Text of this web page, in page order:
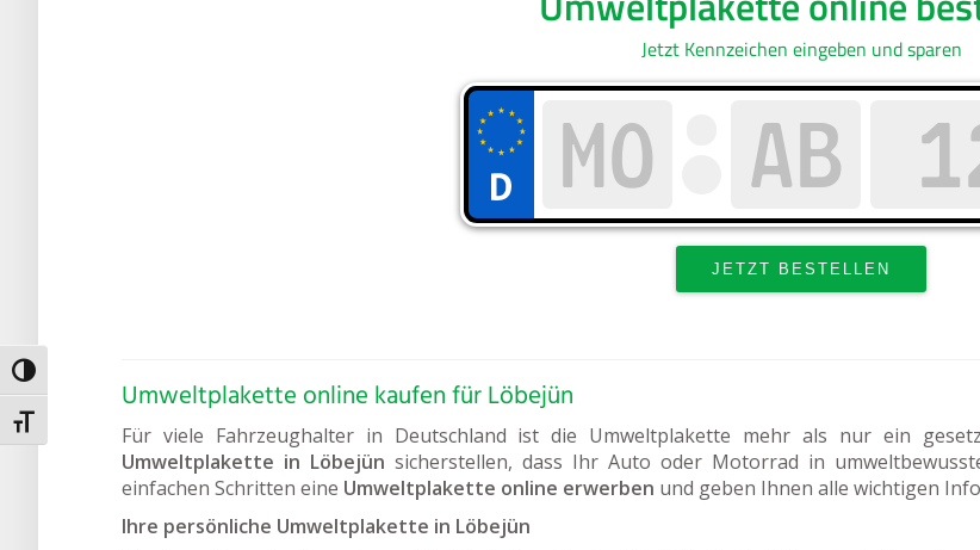
Umschalten auf hohe Kontraste
Schrift vergrößern
Umweltplakette online kaufen für Löbejün
Für viele Fahrzeughalter in Deutschland ist die Umweltplakette mehr als nur ein
Umweltplakette in Löbejün sicherstellen, dass Ihr Auto oder Motorrad in
einfachen Schritten eine Umweltplakette online erwerben und geben Ihnen alle wichtigen
Ihre persönliche Umweltplakette in Löbejün